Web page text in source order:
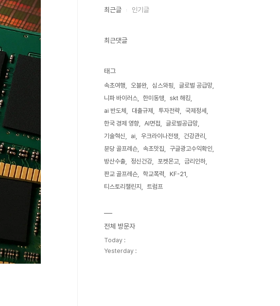
최근글 인기글
최근댓글
태그
속초여행 오블완 심스와핑
글로벌 공급망
니파 바이러스
한미동맹
skt 해킹
ai 반도체
대출규제 투자전략
국제정세
한국 경제 영향
AI면접
글로벌공급망
기술혁신
ai 우크라이나전쟁
건강관리
분당 골프레슨
속초맛집
구글광고수익확인
방산수출
정신건강 포켓몬고
금리인하
판교 골프레슨
학교폭력
KF-21
티스토리챌린지
트럼프
전체 방문자
Today :
Yesterday :